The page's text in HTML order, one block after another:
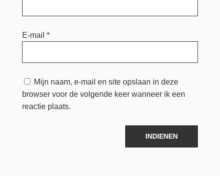
E-mail *
Mijn naam, e-mail en site opslaan in deze
browser voor de volgende keer wanneer ik een
reactie plaats.
INDIENEN